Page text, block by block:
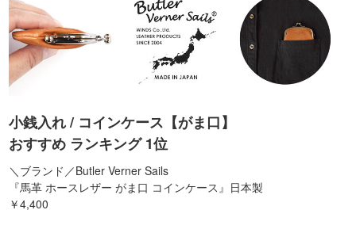
小銭入れ / コインケース【がま口】
おすすめ ランキング 1位
＼ブランド／Butler Verner Sails
『馬革 ホースレザー がま口 コインケース』日本製
￥4,400